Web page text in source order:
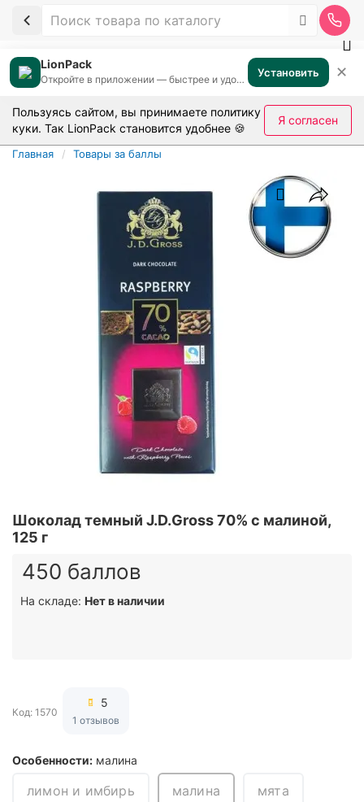
LionPack
Откройте в приложении — быстрее и удобнее Установить ✕
Пользуясь сайтом, вы принимаете политику
куки. Так LionPack становится удобнее 🍪
Я согласен
Главная Товары за баллы
Шоколад темный J.D.Gross 70% c малиной,
125 г
Особенности: малина
лимон и имбирь малина мята
450 баллов
На складе: Нет в наличии
Код: 1570
5
1 отзывов